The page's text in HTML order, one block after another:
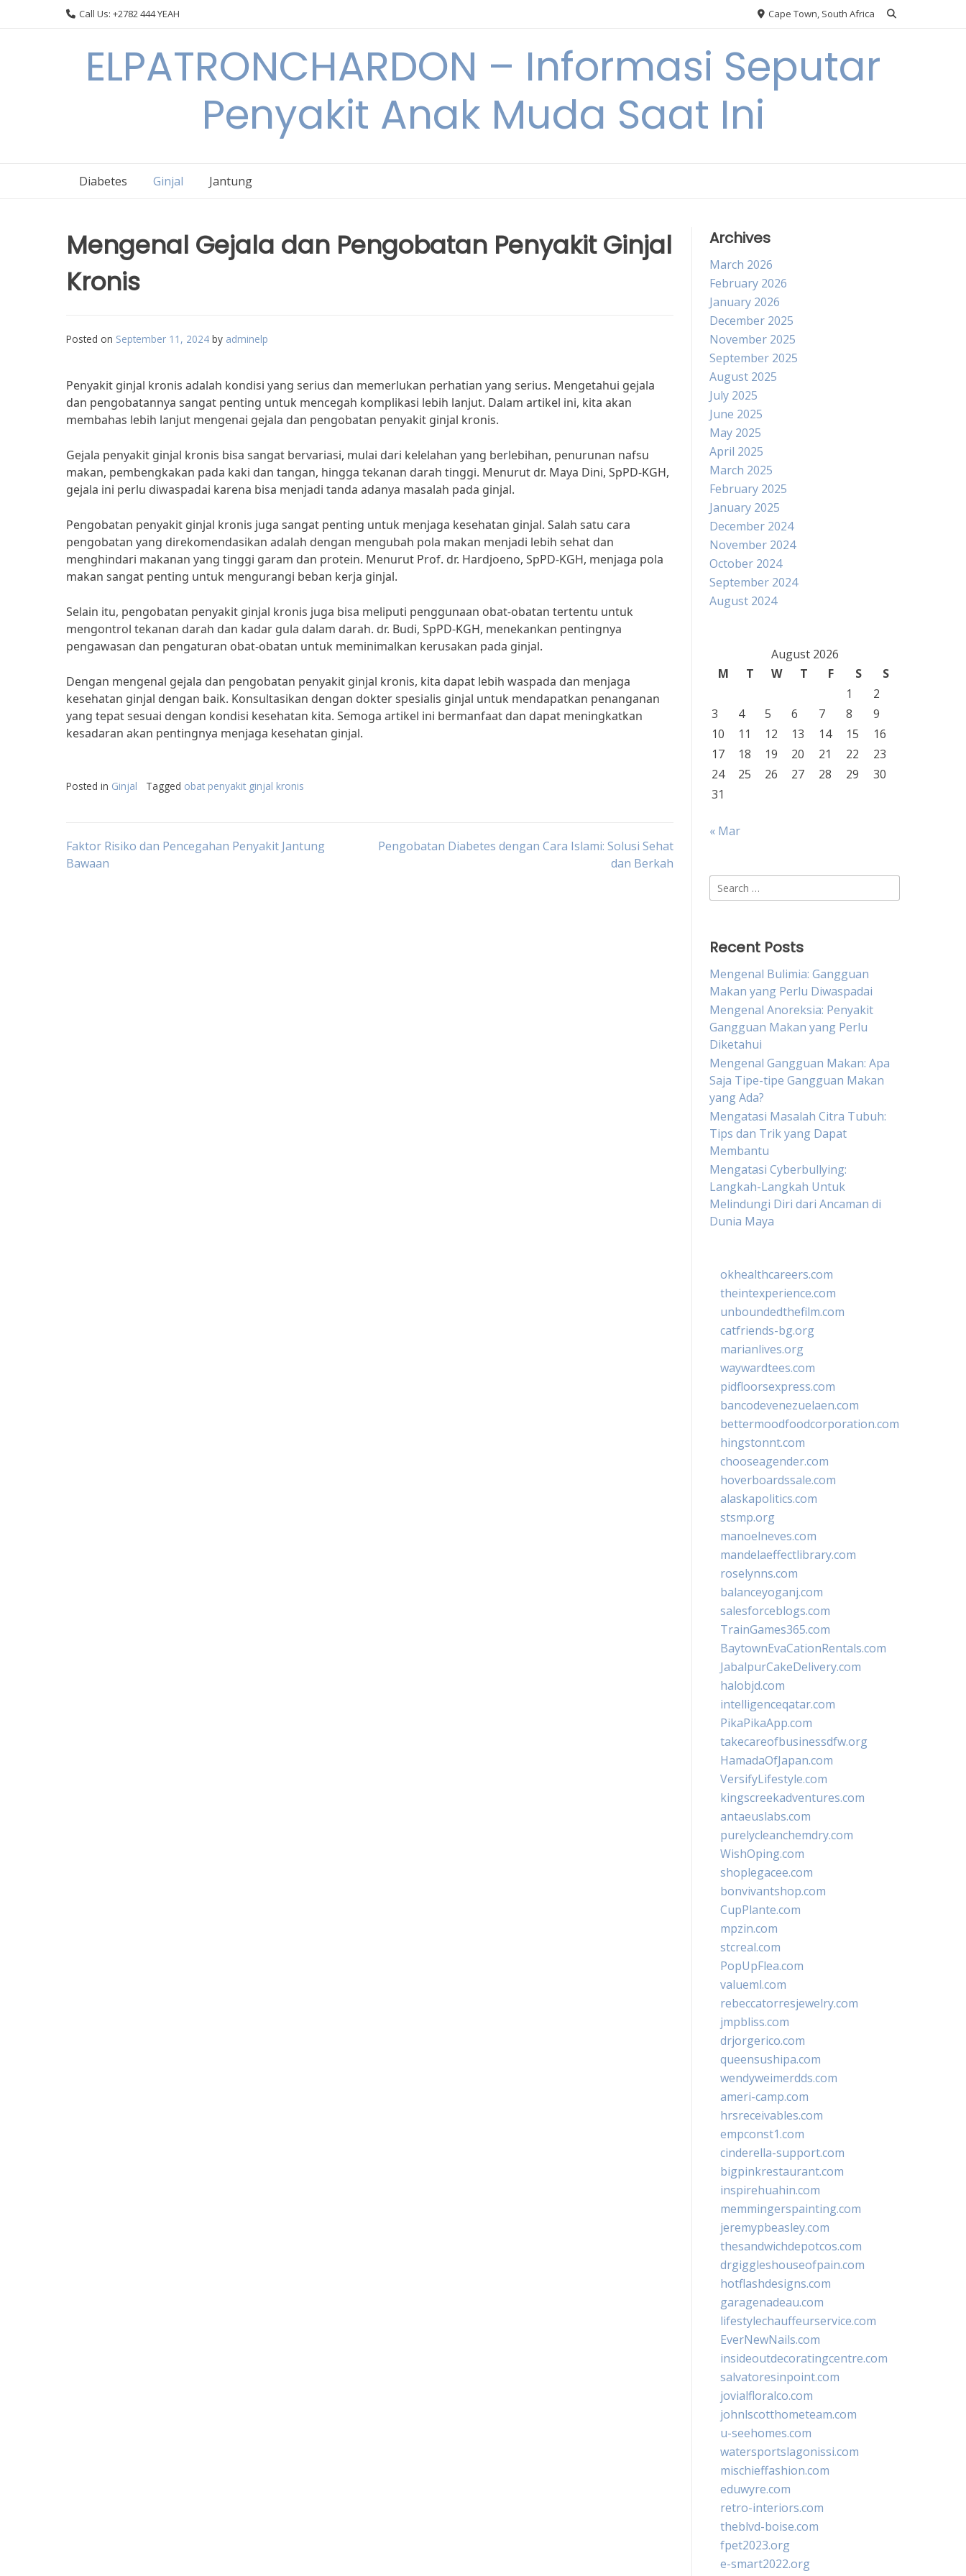
Call Us: +2782 444 YEAH Cape Town, South Africa
ELPATRONCHARDON – Informasi Seputar
Penyakit Anak Muda Saat Ini
Diabetes Ginjal Jantung
Mengenal Gejala dan Pengobatan Penyakit Ginjal
Kronis
Posted on September 11, 2024 by adminelp
Penyakit ginjal kronis adalah kondisi yang serius dan memerlukan perhatian yang serius. Mengetahui gejala
dan pengobatannya sangat penting untuk mencegah komplikasi lebih lanjut. Dalam artikel ini, kita akan
membahas lebih lanjut mengenai gejala dan pengobatan penyakit ginjal kronis.
Gejala penyakit ginjal kronis bisa sangat bervariasi, mulai dari kelelahan yang berlebihan, penurunan nafsu
makan, pembengkakan pada kaki dan tangan, hingga tekanan darah tinggi. Menurut dr. Maya Dini, SpPD-KGH,
gejala ini perlu diwaspadai karena bisa menjadi tanda adanya masalah pada ginjal.
Pengobatan penyakit ginjal kronis juga sangat penting untuk menjaga kesehatan ginjal. Salah satu cara
pengobatan yang direkomendasikan adalah dengan mengubah pola makan menjadi lebih sehat dan
menghindari makanan yang tinggi garam dan protein. Menurut Prof. dr. Hardjoeno, SpPD-KGH, menjaga pola
makan sangat penting untuk mengurangi beban kerja ginjal.
Selain itu, pengobatan penyakit ginjal kronis juga bisa meliputi penggunaan obat-obatan tertentu untuk
mengontrol tekanan darah dan kadar gula dalam darah. dr. Budi, SpPD-KGH, menekankan pentingnya
pengawasan dan pengaturan obat-obatan untuk meminimalkan kerusakan pada ginjal.
Dengan mengenal gejala dan pengobatan penyakit ginjal kronis, kita dapat lebih waspada dan menjaga
kesehatan ginjal dengan baik. Konsultasikan dengan dokter spesialis ginjal untuk mendapatkan penanganan
yang tepat sesuai dengan kondisi kesehatan kita. Semoga artikel ini bermanfaat dan dapat meningkatkan
kesadaran akan pentingnya menjaga kesehatan ginjal.
Posted in Ginjal Tagged obat penyakit ginjal kronis
Post
Faktor Risiko dan Pencegahan Penyakit Jantung
Bawaan
Pengobatan Diabetes dengan Cara Islami: Solusi Sehat
dan Berkah
Archives
March 2026
February 2026
January 2026
December 2025
November 2025
September 2025
August 2025
July 2025
June 2025
May 2025
April 2025
March 2025
February 2025
January 2025
December 2024
November 2024
October 2024
September 2024
August 2024
August 2026
M
T W T F S
S
1
2
3
4 5 6 7 8
9
10
11 12 13 14 15
16
17
18 19 20 21 22
23
24
25 26 27 28 29
30
31
« Mar
Search
for:
Recent Posts
Mengenal Bulimia: Gangguan
Makan yang Perlu Diwaspadai
Mengenal Anoreksia: Penyakit
Gangguan Makan yang Perlu
Diketahui
Mengenal Gangguan Makan: Apa
Saja Tipe-tipe Gangguan Makan
yang Ada?
Mengatasi Masalah Citra Tubuh:
Tips dan Trik yang Dapat
Membantu
Mengatasi Cyberbullying:
Langkah-Langkah Untuk
Melindungi Diri dari Ancaman di
Dunia Maya
okhealthcareers.com
theintexperience.com
unboundedthefilm.com
catfriends-bg.org
marianlives.org
waywardtees.com
pidfloorsexpress.com
bancodevenezuelaen.com
bettermoodfoodcorporation.com
hingstonnt.com
chooseagender.com
hoverboardssale.com
alaskapolitics.com
stsmp.org
manoelneves.com
mandelaeffectlibrary.com
roselynns.com
balanceyoganj.com
salesforceblogs.com
TrainGames365.com
BaytownEvaCationRentals.com
JabalpurCakeDelivery.com
halobjd.com
intelligenceqatar.com
PikaPikaApp.com
takecareofbusinessdfw.org
HamadaOfJapan.com
VersifyLifestyle.com
kingscreekadventures.com
antaeuslabs.com
purelycleanchemdry.com
WishOping.com
shoplegacee.com
bonvivantshop.com
CupPlante.com
mpzin.com
stcreal.com
PopUpFlea.com
valueml.com
rebeccatorresjewelry.com
jmpbliss.com
drjorgerico.com
queensushipa.com
wendyweimerdds.com
ameri-camp.com
hrsreceivables.com
empconst1.com
cinderella-support.com
bigpinkrestaurant.com
inspirehuahin.com
memmingerspainting.com
jeremypbeasley.com
thesandwichdepotcos.com
drgiggleshouseofpain.com
hotflashdesigns.com
garagenadeau.com
lifestylechauffeurservice.com
EverNewNails.com
insideoutdecoratingcentre.com
salvatoresinpoint.com
jovialfloralco.com
johnlscotthometeam.com
u-seehomes.com
watersportslagonissi.com
mischieffashion.com
eduwyre.com
retro-interiors.com
theblvd-boise.com
fpet2023.org
e-smart2022.org